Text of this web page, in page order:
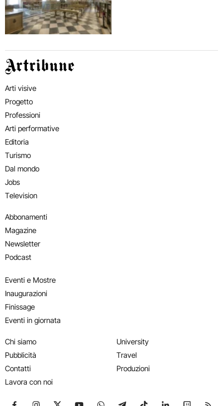
Artribune
Arti visive
Progetto
Professioni
Arti performative
Editoria
Turismo
Dal mondo
Jobs
Television
Abbonamenti
Magazine
Newsletter
Podcast
Eventi e Mostre
Inaugurazioni
Finissage
Eventi in giornata
Chi siamo
Pubblicità
Contatti
Lavora con noi
University
Travel
Produzioni
Seguici su Facebook
Seguici su Instagram
Seguici su X
Seguici su YouTube
Seguici su WhatsApp
Seguici su Telegram
Seguici su TikTok
Seguici su
Seguici